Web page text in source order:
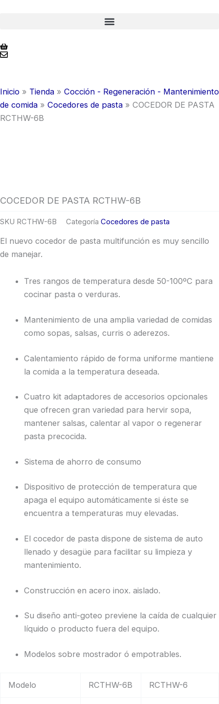
Inicio » Tienda » Cocción - Regeneración - Mantenimiento
de comida » Cocedores de pasta » COCEDOR DE PASTA
RCTHW-6B
COCEDOR DE PASTA RCTHW-6B
SKU RCTHW-6B Categoría Cocedores de pasta
El nuevo cocedor de pasta multifunción es muy sencillo
de manejar.
Tres rangos de temperatura desde 50-100ºC para
cocinar pasta o verduras.
Mantenimiento de una amplia variedad de comidas
como sopas, salsas, curris o aderezos.
Calentamiento rápido de forma uniforme mantiene
la comida a la temperatura deseada.
Cuatro kit adaptadores de accesorios opcionales
que ofrecen gran variedad para hervir sopa,
mantener salsas, calentar al vapor o regenerar
pasta precocida.
Sistema de ahorro de consumo
Dispositivo de protección de temperatura que
apaga el equipo automáticamente si éste se
encuentra a temperaturas muy elevadas.
El cocedor de pasta dispone de sistema de auto
llenado y desagüe para facilitar su limpieza y
mantenimiento.
Construcción en acero inox. aislado.
Su diseño anti-goteo previene la caída de cualquier
líquido o producto fuera del equipo.
Modelos sobre mostrador ó empotrables.
Modelo RCTHW-6B RCTHW-6